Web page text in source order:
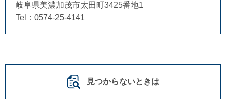
岐阜県美濃加茂市太田町3425番地1
Tel：0574‐25-4141
見つからないときは